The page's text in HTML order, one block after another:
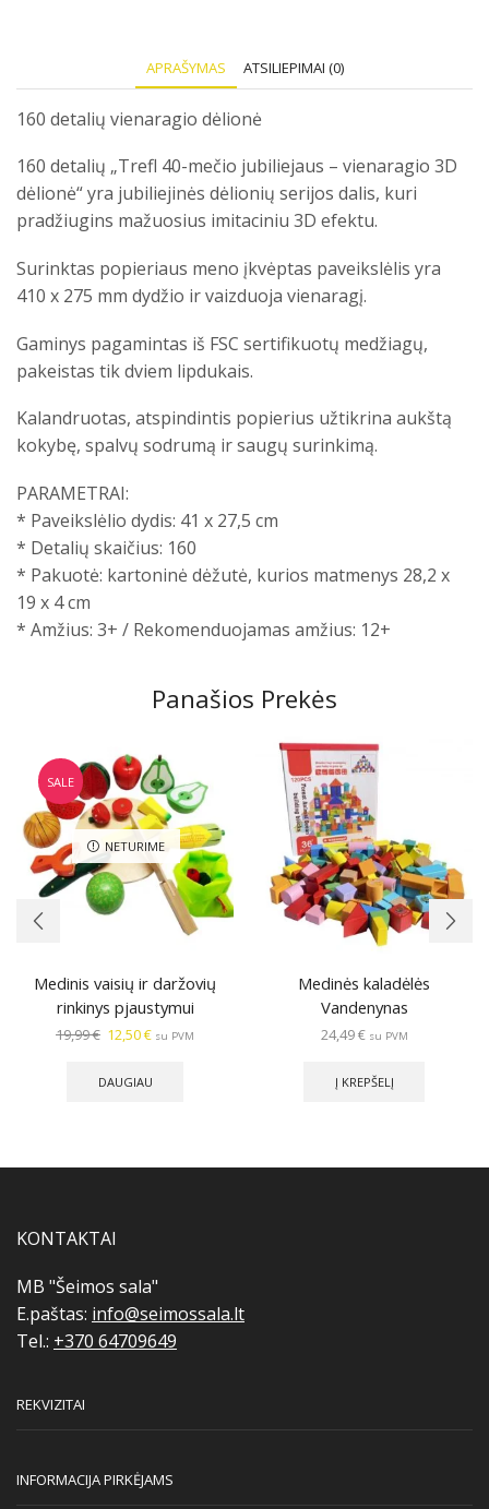
APRAŠYMAS ATSILIEPIMAI (0)
160 detalių vienaragio dėlionė
160 detalių „Trefl 40-mečio jubiliejaus – vienaragio 3D
dėlionė“ yra jubiliejinės dėlionių serijos dalis, kuri
pradžiugins mažuosius imitaciniu 3D efektu.
Surinktas popieriaus meno įkvėptas paveikslėlis yra
410 x 275 mm dydžio ir vaizduoja vienaragį.
Gaminys pagamintas iš FSC sertifikuotų medžiagų,
pakeistas tik dviem lipdukais.
Kalandruotas, atspindintis popierius užtikrina aukštą
kokybę, spalvų sodrumą ir saugų surinkimą.
PARAMETRAI:
* Paveikslėlio dydis: 41 x 27,5 cm
* Detalių skaičius: 160
* Pakuotė: kartoninė dėžutė, kurios matmenys 28,2 x
19 x 4 cm
* Amžius: 3+ / Rekomenduojamas amžius: 12+
Panašios Prekės
SALE
NETURIME
Medinis vaisių ir daržovių
rinkinys pjaustymui
19,99€ Original
was:
12,50€Current
is:
su PVM
DAUGIAU
Medinės kaladėlės
Vandenynas
24,49€ su PVM
Į KREPŠELĮ
KONTAKTAI
MB "Šeimos sala"
E.paštas: info@seimossala.lt
Tel.: +370 64709649
REKVIZITAI
INFORMACIJA PIRKĖJAMS